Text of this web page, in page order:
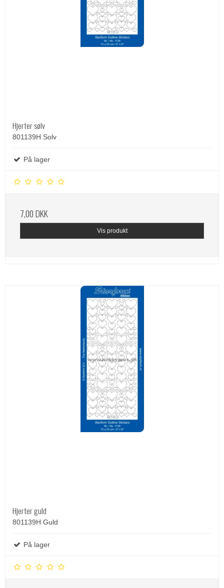
Hjerter sølv
801139H Solv
På lager
7,00 DKK
Vis produkt
Hjerter guld
801139H Guld
På lager